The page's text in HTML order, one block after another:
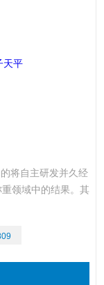
将自主研发并久经
领域中的结果。其